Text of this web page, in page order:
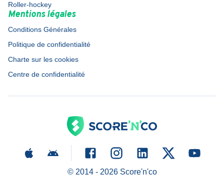
Roller-hockey
Mentions légales
Conditions Générales
Politique de confidentialité
Charte sur les cookies
Centre de confidentialité
© 2014 - 2026Score'n'co